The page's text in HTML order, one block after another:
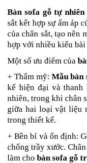
Bàn sofa gỗ tự
sắt kết hợp sự ấm áp
của chân sắt, tạo nên
hợp với nhiều kiểu
Một số ưu điểm của
+ Thẩm mỹ: Mẫu bàn
kế hiện đại và thanh
nhiên, trong khi chân
giữa hai loại vật liệu
trong thiết kế.
+ Bền bỉ và ổn định:
chống trầy xước.
làm cho bàn sofa gỗ